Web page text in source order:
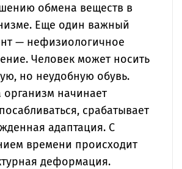
обмена веществ в
Еще один важный
— нефизиологичное
Человек может носить
но неудобную обувь.
организм начинает
срабатывает
адаптация. С
времени происходит
деформация.